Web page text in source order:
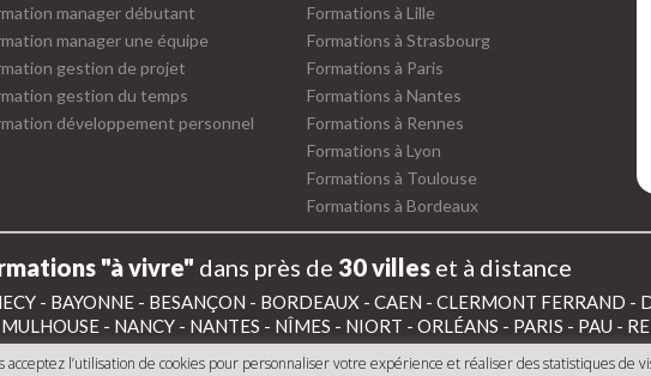
manager débutant
manager une équipe
gestion de projet
gestion du temps
développement personnel
Formations à Lille
Formations à Strasbourg
Formations à Paris
Formations à Nantes
Formations à Rennes
Formations à Lyon
Formations à Toulouse
Formations à Bordeaux
"à vivre" dans près de 30 villes et à distance
- BAYONNE - BESANÇON - BORDEAUX - CAEN - CLERMONT FERRAND -
MULHOUSE - NANCY - NANTES - NÎMES - NIORT - ORLÉANS - PARIS - PAU -
l’utilisation de cookies pour personnaliser votre expérience et réaliser des statistiques de